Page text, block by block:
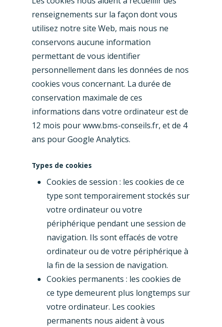
renseignements sur la façon dont vous
utilisez notre site Web, mais nous ne
conservons aucune information
permettant de vous identifier
personnellement dans les données de nos
cookies vous concernant. La durée de
conservation maximale de ces
informations dans votre ordinateur est de
12 mois pour www.bms-conseils.fr, et de 4
ans pour Google Analytics.
Types de cookies
Cookies de session : les cookies de ce
type sont temporairement stockés sur
votre ordinateur ou votre
périphérique pendant une session de
navigation. Ils sont effacés de votre
ordinateur ou de votre périphérique à
la fin de la session de navigation.
Cookies permanents : les cookies de
ce type demeurent plus longtemps sur
votre ordinateur. Les cookies
permanents nous aident à vous